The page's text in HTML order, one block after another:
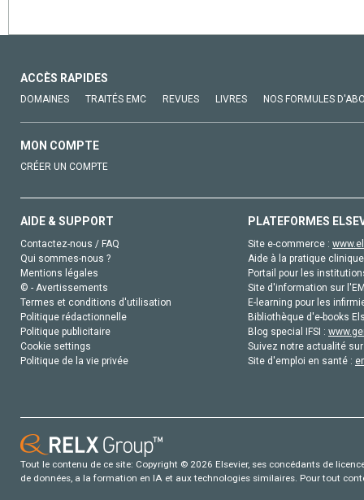
ACCÈS RAPIDES
DOMAINES TRAITÉS EMC REVUES LIVRES NOS FORMULES
MON COMPTE
CRÉER UN COMPTE
AIDE & SUPPORT
Contactez-nous / FAQ
Qui sommes-nous ?
Mentions légales
© - Avertissements
Termes et conditions d'utilisation
Politique rédactionnelle
Politique publicitaire
Cookie settings
Politique de la vie privée
PLATEFORMES
Site e-commerce :
Aide à la pratique
Portail pour les
Site d'information sur
E-learning pour les
Bibliothèque d'e-books
Blog special IFSI :
Suivez notre actualité
Site d'emploi en santé :
Tout le contenu de ce site: Copyright © 2026 Elsevier, ses concédants de
de données, a la formation en IA et aux technologies similaires. Pour tout